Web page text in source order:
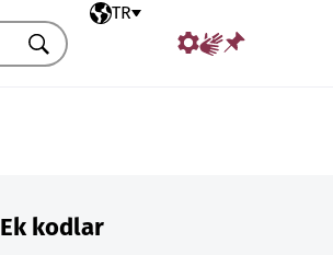
Seçili dil
TR
Ara
Ek kodlar